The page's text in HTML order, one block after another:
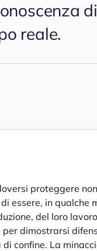
reale.
proteggere
essere, in
del loro
dimostrarsi
di confine. La